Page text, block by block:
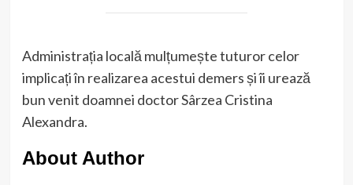
Administrația locală mulțumește tuturor celor
implicați în realizarea acestui demers și îi urează
bun venit doamnei doctor Sârzea Cristina
Alexandra.
About Author